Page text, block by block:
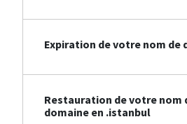
Expiration de votre nom de
Restauration de votre nom
domaine en .istanbul